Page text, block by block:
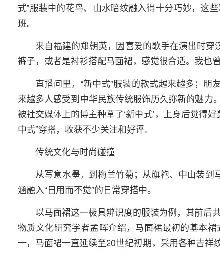
式”服装中的花鸟、山水暗纹融入得十分巧妙，这
班。
来自福建的郑朝英，因喜爱的歌手在演出时穿
裤子，或者是衬衫搭配马面裙，感觉很合适。我也
直播间里，“新中式”服装的款式越来越多；
来越多人感受到中华民族传统服饰历久弥新的魅力
被社交媒体上的博主种草了‘新中式’，上身后觉得
中式”穿搭，收获不少关注和好评。
传统文化与时尚碰撞
从写意水墨，到梅兰竹菊；从旗袍、中山装到
涵融入“日用而不觉”的日常穿搭中。
以马面裙这一极具辨识度的服装为例，其前后
物质文化研究学者孟晖介绍，马面裙最初的基本
一，马面裙一直延续至20世纪初期，采用各种吉